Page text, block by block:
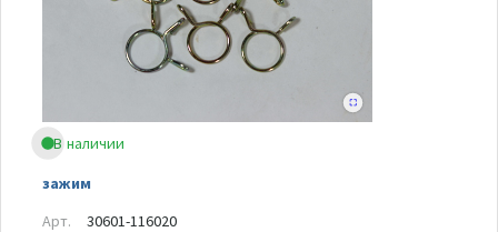
В наличии
зажим
Арт.
30601-116020